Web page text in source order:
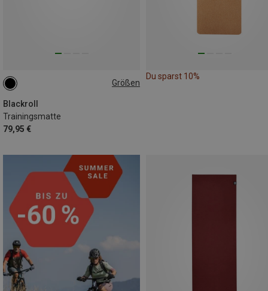
Größen
Blackroll
Trainingsmatte
79,95 €
65 X 185 X 0.5CM
Du sparst 10%